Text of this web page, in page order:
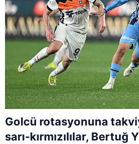
Golcü rotasyonuna
sarı-kırmızılılar, Bertuğ